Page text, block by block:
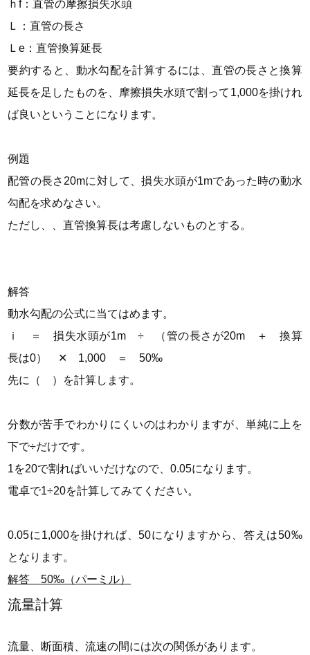
ｈf：直管の摩擦損失水頭
Ｌ：直管の長さ
Ｌe ：直管換算延長
要約すると、動水勾配を計算するには、直管の長さと換算
延長を足したものを、摩擦損失水頭で割って1,000を掛けれ
ば良いということになります。
例題
配管の長さ20mに対して、損失水頭が1mであった時の動水
勾配を求めなさい。
ただし、、直管換算長は考慮しないものとする。
解答
動水勾配の公式に当てはめます。
ｉ ＝ 損失水頭が1m ÷ （管の長さが20m ＋ 換算
長は0） ✕ 1,000 ＝ 50‰
先に（ ）を計算します。
分数が苦手でわかりにくいのはわかりますが、単純に上を
下で÷だけです。
1を20で割ればいいだけなので、0.05になります。
電卓で1÷20を計算してみてください。
0.05に1,000を掛ければ、50になりますから、答えは50‰
となります。
解答 50‰（パーミル）
流量計算
流量、断面積、流速の間には次の関係があります。